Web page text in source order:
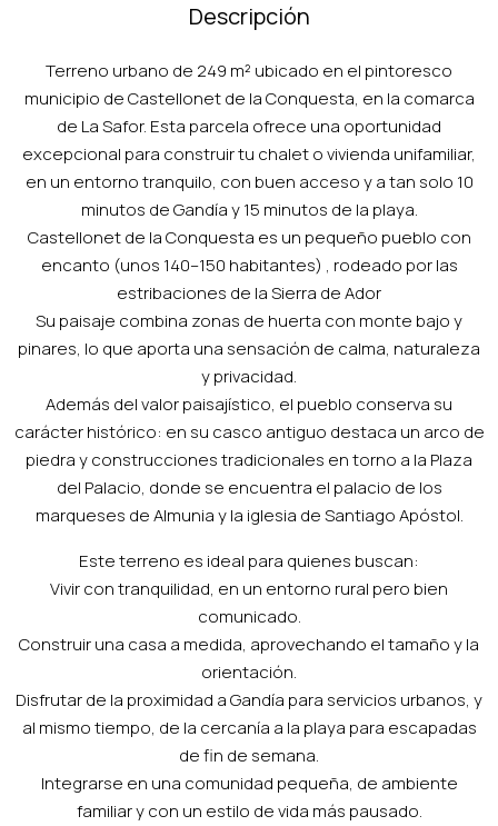
Descripción
Terreno urbano de 249 m² ubicado en el pintoresco
municipio de Castellonet de la Conquesta, en la comarca
de La Safor. Esta parcela ofrece una oportunidad
excepcional para construir tu chalet o vivienda unifamiliar,
en un entorno tranquilo, con buen acceso y a tan solo 10
minutos de Gandía y 15 minutos de la playa.
Castellonet de la Conquesta es un pequeño pueblo con
encanto (unos 140–150 habitantes) , rodeado por las
estribaciones de la Sierra de Ador
Su paisaje combina zonas de huerta con monte bajo y
pinares, lo que aporta una sensación de calma, naturaleza
y privacidad.
Además del valor paisajístico, el pueblo conserva su
carácter histórico: en su casco antiguo destaca un arco de
piedra y construcciones tradicionales en torno a la Plaza
del Palacio, donde se encuentra el palacio de los
marqueses de Almunia y la iglesia de Santiago Apóstol.
Este terreno es ideal para quienes buscan:
Vivir con tranquilidad, en un entorno rural pero bien
comunicado.
Construir una casa a medida, aprovechando el tamaño y la
orientación.
Disfrutar de la proximidad a Gandía para servicios urbanos, y
al mismo tiempo, de la cercanía a la playa para escapadas
de fin de semana.
Integrarse en una comunidad pequeña, de ambiente
familiar y con un estilo de vida más pausado.